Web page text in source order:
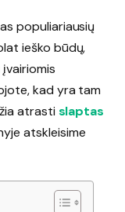
populiariausių
ieško būdų,
kad yra tam
atrasti slaptas
atskleisime